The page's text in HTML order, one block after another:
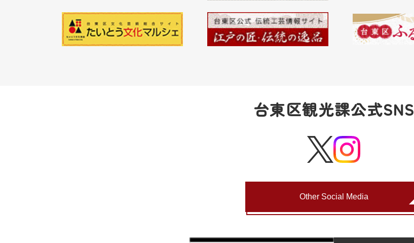
台東区観光課公式SNS
Other Social Media